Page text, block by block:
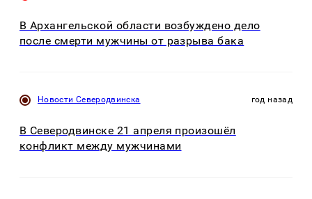
В Архангельской области возбуждено дело
после смерти мужчины от разрыва бака
Новости Северодвинска год назад
В Северодвинске 21 апреля произошёл
конфликт между мужчинами